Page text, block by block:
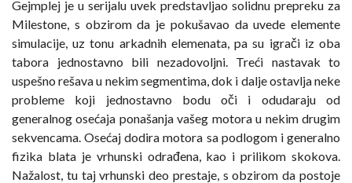
Gejmplej je u serijalu uvek predstavljao solidnu prepreku za
Milestone, s obzirom da je pokušavao da uvede elemente
simulacije, uz tonu arkadnih elemenata, pa su igrači iz oba
tabora jednostavno bili nezadovoljni. Treći nastavak to
uspešno rešava u nekim segmentima, dok i dalje ostavlja neke
probleme koji jednostavno bodu oči i odudaraju od
generalnog osećaja ponašanja vašeg motora u nekim drugim
sekvencama. Osećaj dodira motora sa podlogom i generalno
fizika blata je vrhunski odrađena, kao i prilikom skokova.
Nažalost, tu taj vrhunski deo prestaje, s obzirom da postoje